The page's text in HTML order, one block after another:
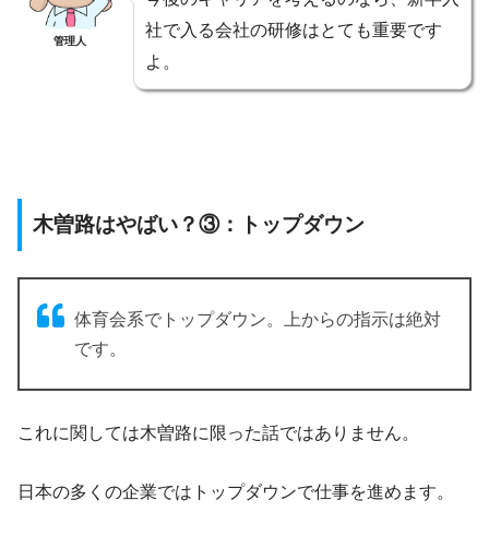
管理人
社で入る会社の研修はとても重要です
よ。
木曽路はやばい？③：トップダウン
体育会系でトップダウン。上からの指示は絶対
です。
これに関しては木曽路に限った話ではありません。
日本の多くの企業ではトップダウンで仕事を進めます。